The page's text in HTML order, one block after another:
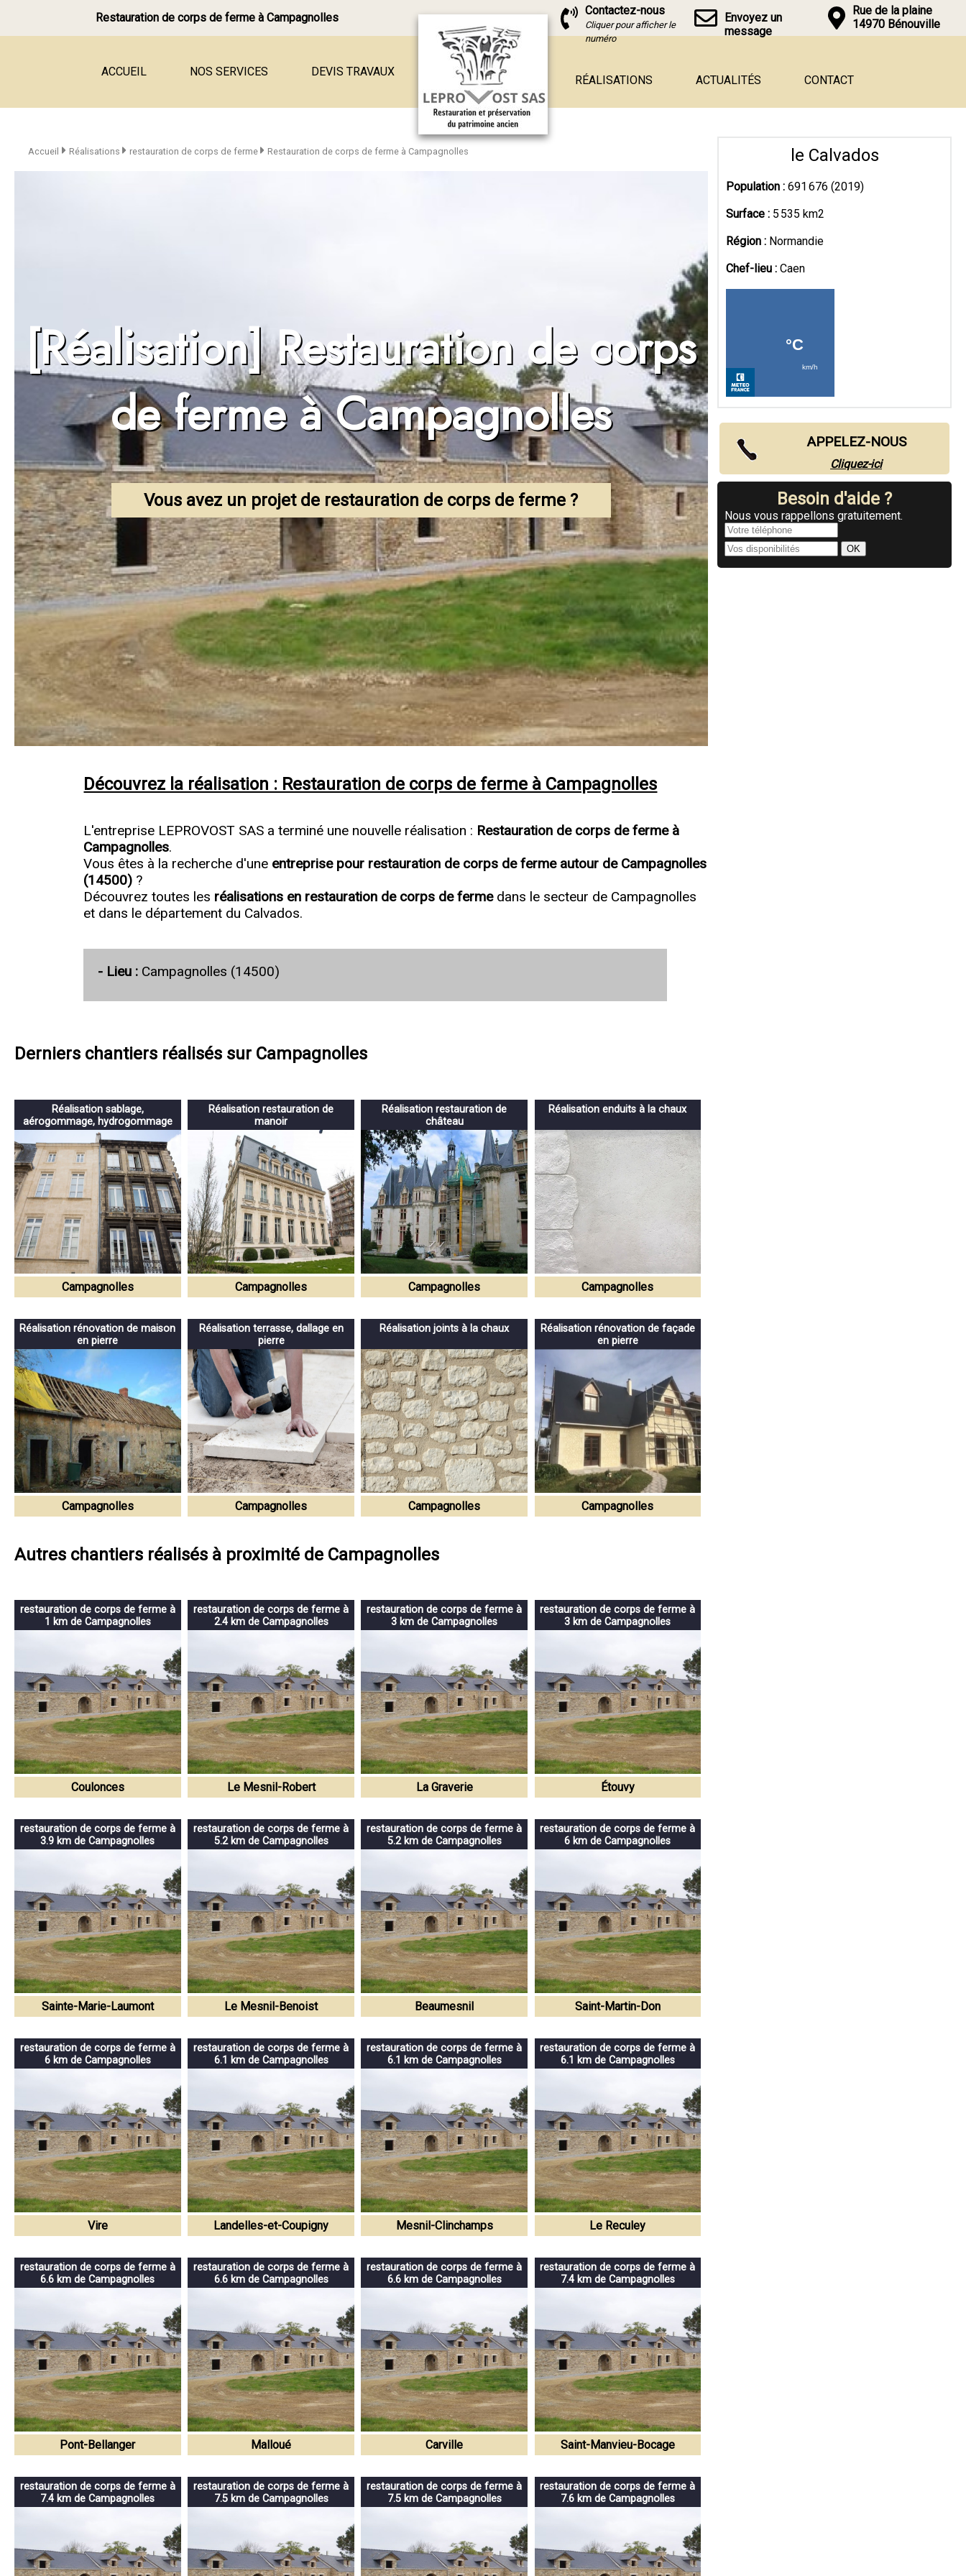
Restauration de corps de ferme à Campagnolles
Contactez-nous
Cliquer pour afficher le
numéro
Envoyez un
message
Rue de la plaine
14970 Bénouville
ACCUEIL NOS SERVICES
Ouverture en pierre
Sablage, aérogommage, hydrogommage
Enduit à la chaux
Extension de maison
Entreprise de rénovation
DEVIS TRAVAUX
RÉALISATIONS ACTUALITÉS CONTACT
Accueil Réalisations restauration de corps de ferme Restauration de corps de ferme à Campagnolles
[Réalisation] Restauration de corps
de ferme à Campagnolles
Vous avez un projet de restauration de corps de ferme ?
Découvrez la réalisation : Restauration de corps de ferme à Campagnolles
L'entreprise LEPROVOST SAS a terminé une nouvelle réalisation : Restauration de corps de ferme à
Campagnolles.
Vous êtes à la recherche d'une entreprise pour restauration de corps de ferme autour de Campagnolles
(14500) ?
Découvrez toutes les réalisations en restauration de corps de fermedans le secteur de Campagnolles
et dans le département du Calvados.
- Lieu : Campagnolles (14500)
Derniers chantiers réalisés sur Campagnolles
Réalisation sablage,
aérogommage, hydrogommage
Campagnolles
Réalisation restauration de
manoir
Campagnolles
Réalisation restauration de
château
Campagnolles
Réalisation enduits à la chaux
Campagnolles
Réalisation rénovation de maison
en pierre
Campagnolles
Réalisation terrasse, dallage en
pierre
Campagnolles
Réalisation joints à la chaux
Campagnolles
Réalisation rénovation de façade
en pierre
Campagnolles
Autres chantiers réalisés à proximité de Campagnolles
restauration de corps de ferme à
1 km de Campagnolles
Coulonces
restauration de corps de ferme à
2.4 km de Campagnolles
Le Mesnil-Robert
restauration de corps de ferme à
3 km de Campagnolles
La Graverie
restauration de corps de ferme à
3 km de Campagnolles
Étouvy
restauration de corps de ferme à
3.9 km de Campagnolles
Sainte-Marie-Laumont
restauration de corps de ferme à
5.2 km de Campagnolles
Le Mesnil-Benoist
restauration de corps de ferme à
5.2 km de Campagnolles
Beaumesnil
restauration de corps de ferme à
6 km de Campagnolles
Saint-Martin-Don
restauration de corps de ferme à
6 km de Campagnolles
Vire
restauration de corps de ferme à
6.1 km de Campagnolles
Landelles-et-Coupigny
restauration de corps de ferme à
6.1 km de Campagnolles
Mesnil-Clinchamps
restauration de corps de ferme à
6.1 km de Campagnolles
Le Reculey
restauration de corps de ferme à
6.6 km de Campagnolles
Pont-Bellanger
restauration de corps de ferme à
6.6 km de Campagnolles
Malloué
restauration de corps de ferme à
6.6 km de Campagnolles
Carville
restauration de corps de ferme à
7.4 km de Campagnolles
Saint-Manvieu-Bocage
restauration de corps de ferme à
7.4 km de Campagnolles
restauration de corps de ferme à
7.5 km de Campagnolles
restauration de corps de ferme à
7.5 km de Campagnolles
restauration de corps de ferme à
7.6 km de Campagnolles
le Calvados
Population : 691 676 (2019)
Surface : 5 535 km2
Région : Normandie
Chef-lieu : Caen
APPELEZ-NOUS
Cliquez-ici
Besoin d'aide ?
Nous vous rappellons gratuitement.